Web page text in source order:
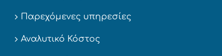
Παρεχόμενες υπηρεσίες
Αναλυτικό Κόστος